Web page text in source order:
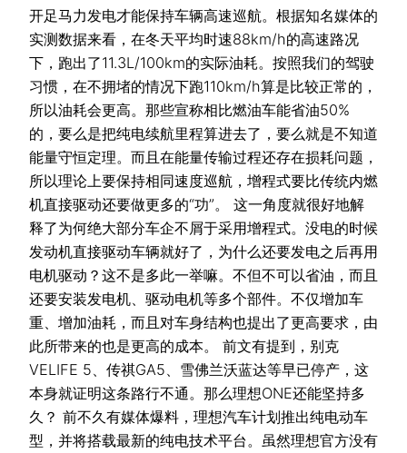
开足马力发电才能保持车辆高速巡航。根据知名媒体的
实测数据来看，在冬天平均时速88km/h的高速路况
下，跑出了11.3L/100km的实际油耗。按照我们的驾驶
习惯，在不拥堵的情况下跑110km/h算是比较正常的，
所以油耗会更高。那些宣称相比燃油车能省油50%
的，要么是把纯电续航里程算进去了，要么就是不知道
能量守恒定理。而且在能量传输过程还存在损耗问题，
所以理论上要保持相同速度巡航，增程式要比传统内燃
机直接驱动还要做更多的“功”。 这一角度就很好地解
释了为何绝大部分车企不屑于采用增程式。没电的时候
发动机直接驱动车辆就好了，为什么还要发电之后再用
电机驱动？这不是多此一举嘛。不但不可以省油，而且
还要安装发电机、驱动电机等多个部件。不仅增加车
重、增加油耗，而且对车身结构也提出了更高要求，由
此所带来的也是更高的成本。 前文有提到，别克
VELIFE 5、传祺GA5、雪佛兰沃蓝达等早已停产，这
本身就证明这条路行不通。那么理想ONE还能坚持多
久？ 前不久有媒体爆料，理想汽车计划推出纯电动车
型，并将搭载最新的纯电技术平台。虽然理想官方没有